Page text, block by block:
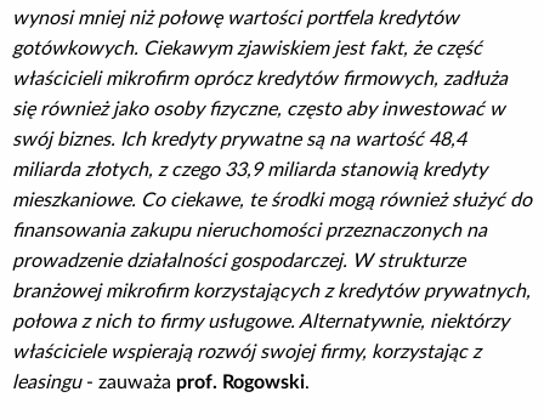
wynosi mniej niż połowę wartości portfela kredytów
gotówkowych. Ciekawym zjawiskiem jest fakt, że część
właścicieli mikrofirm oprócz kredytów firmowych, zadłuża
się również jako osoby fizyczne, często aby inwestować w
swój biznes. Ich kredyty prywatne są na wartość 48,4
miliarda złotych, z czego 33,9 miliarda stanowią kredyty
mieszkaniowe. Co ciekawe, te środki mogą również służyć do
finansowania zakupu nieruchomości przeznaczonych na
prowadzenie działalności gospodarczej. W strukturze
branżowej mikrofirm korzystających z kredytów prywatnych,
połowa z nich to firmy usługowe. Alternatywnie, niektórzy
właściciele wspierają rozwój swojej firmy, korzystając z
leasingu- zauważa prof. Rogowski.